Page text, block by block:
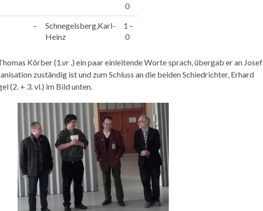
0
–
Schnegelsberg,Karl-
Heinz
1 –
0
Körber (1.vr .) ein paar einleitende Worte sprach, übergab er an Josef
zuständig ist und zum Schluss an die beiden Schiedrichter, Erhard
(2. + 3. vl.) im Bild unten.